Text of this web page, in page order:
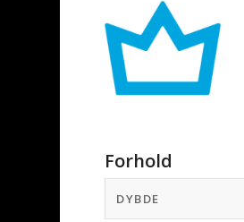
Forhold
DYBDE